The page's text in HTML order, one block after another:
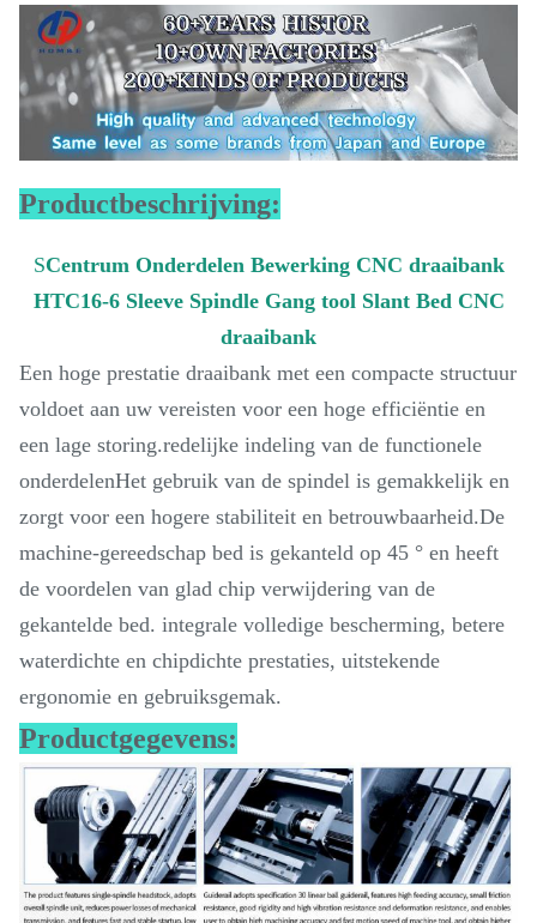
Productbeschrijving:
SCentrum Onderdelen Bewerking CNC draaibank
HTC16-6 Sleeve Spindle Gang tool Slant Bed CNC
draaibank
Een hoge prestatie draaibank met een compacte structuur
voldoet aan uw vereisten voor een hoge efficiëntie en
een lage storing.redelijke indeling van de functionele
onderdelenHet gebruik van de spindel is gemakkelijk en
zorgt voor een hogere stabiliteit en betrouwbaarheid.De
machine-gereedschap bed is gekanteld op 45 ° en heeft
de voordelen van glad chip verwijdering van de
gekantelde bed. integrale volledige bescherming, betere
waterdichte en chipdichte prestaties, uitstekende
ergonomie en gebruiksgemak.
Productgegevens: